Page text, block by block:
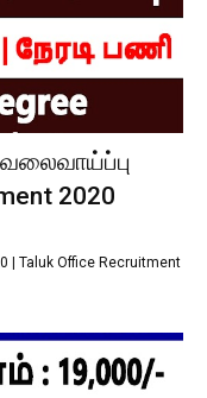
2020
| Taluk Office Recruitment